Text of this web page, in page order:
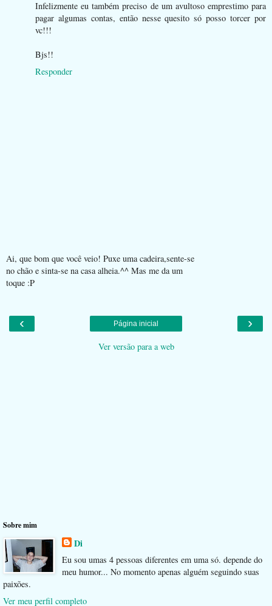
Infelizmente eu também preciso de um avultoso emprestimo para
pagar algumas contas, então nesse quesito só posso torcer por
vc!!!
Bjs!!
Responder
Ai, que bom que você veio! Puxe uma cadeira,sente-se
no chão e sinta-se na casa alheia.^^ Mas me da um
toque :P
‹ ›
Página inicial
Ver versão para a web
Sobre mim
Di
Eu sou umas 4 pessoas diferentes em uma só. depende do
meu humor... No momento apenas alguém seguindo suas
paixões.
Ver meu perfil completo